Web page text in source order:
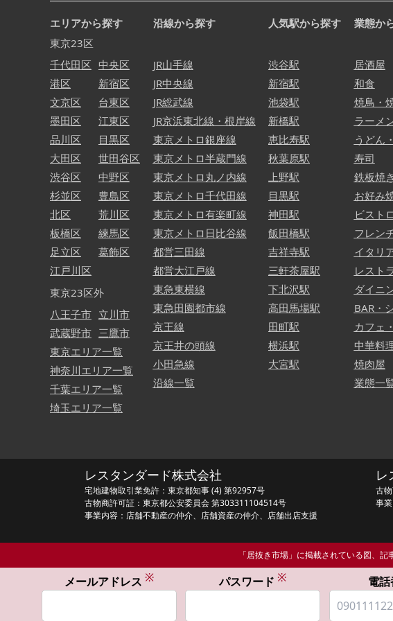
エリアから探す
東京23区
千代田区
港区
文京区
墨田区
品川区
大田区
渋谷区
杉並区
北区
板橋区
足立区
江戸川区
中央区
新宿区
台東区
江東区
目黒区
世田谷区
中野区
豊島区
荒川区
練馬区
葛飾区
東京23区外
八王子市
武蔵野市
立川市
三鷹市
東京エリア一覧
神奈川エリア一覧
千葉エリア一覧
埼玉エリア一覧
沿線から探す
JR山手線
JR中央線
JR総武線
JR京浜東北線・根岸線
東京メトロ銀座線
東京メトロ半蔵門線
東京メトロ丸ノ内線
東京メトロ千代田線
東京メトロ有楽町線
東京メトロ日比谷線
都営三田線
都営大江戸線
東急東横線
東急田園都市線
京王線
京王井の頭線
小田急線
沿線一覧
人気駅から探す
渋谷駅
新宿駅
池袋駅
新橋駅
恵比寿駅
秋葉原駅
上野駅
目黒駅
神田駅
飯田橋駅
吉祥寺駅
三軒茶屋駅
下北沢駅
高田馬場駅
田町駅
横浜駅
大宮駅
業態か
居酒屋
和食
焼鳥・
ラーメ
うどん
寿司
鉄板焼き
お好み
ビスト
フレン
イタリ
レスト
ダイニ
BAR・
カフェ
中華料
焼肉屋
業態一
レスタンダード株式会社
宅地建物取引業免許：東京都知事 (4) 第92957号
古物商許可証：東京都公安委員会 第303311104514号
事業内容：店舗不動産の仲介、店舗資産の仲介、店舗出店支援
レ
古
事
「居抜き市場」に掲載されている図、
メールアドレス ※ パスワード ※ 電